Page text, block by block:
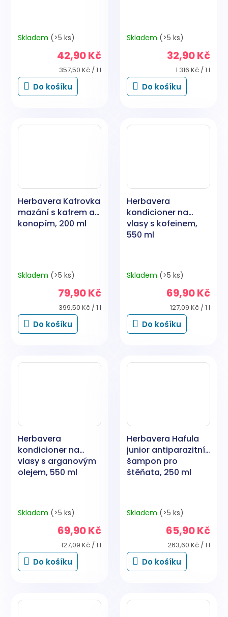
Skladem (>5 ks)
42,90 Kč
Měrná
cena:
357,50 Kč / 1 l
Do košíku
Skladem (>5 ks)
32,90 Kč
Měrná
cena:
1 316 Kč / 1 l
Do košíku
Herbavera Kafrovka
mazání s kafrem a
konopím, 200 ml
Skladem (>5 ks)
79,90 Kč
Měrná
cena:
399,50 Kč / 1 l
Do košíku
Herbavera
kondicioner na
vlasy s kofeinem,
550 ml
Skladem (>5 ks)
69,90 Kč
Měrná
cena:
127,09 Kč / 1 l
Do košíku
Herbavera
kondicioner na
vlasy s arganovým
olejem, 550 ml
Skladem (>5 ks)
69,90 Kč
Měrná
cena:
127,09 Kč / 1 l
Do košíku
Herbavera Hafula
junior antiparazitní
šampon pro
štěňata, 250 ml
Skladem (>5 ks)
65,90 Kč
Měrná
cena:
263,60 Kč / 1 l
Do košíku